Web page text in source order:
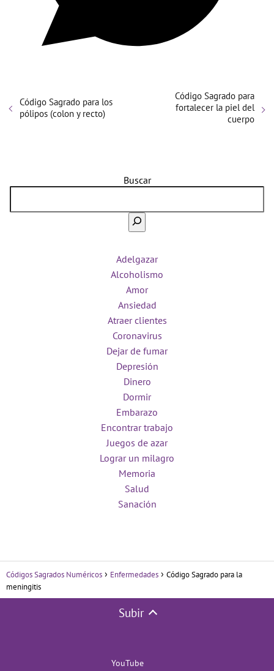
Código Sagrado para los
pólipos (colon y recto)
Código Sagrado para
fortalecer la piel del
cuerpo
Buscar
Adelgazar
Alcoholismo
Amor
Ansiedad
Atraer clientes
Coronavirus
Dejar de fumar
Depresión
Dinero
Dormir
Embarazo
Encontrar trabajo
Juegos de azar
Lograr un milagro
Memoria
Salud
Sanación
Códigos Sagrados Numéricos Enfermedades
Código Sagrado para la
meningitis
Subir
YouTube